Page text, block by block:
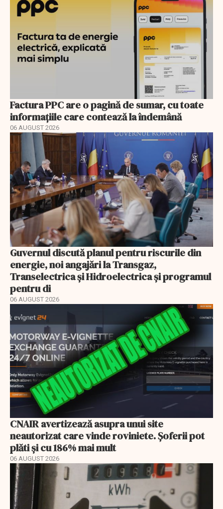
Factura PPC are o pagină de sumar, cu toate
informațiile care contează la îndemână
06 AUGUST 2026
Guvernul discută planul pentru riscurile din
energie, noi angajări la Transgaz,
Transelectrica și Hidroelectrica și programul
pentru di
06 AUGUST 2026
CNAIR avertizează asupra unui site
neautorizat care vinde roviniete. Șoferii pot
plăti și cu 186% mai mult
06 AUGUST 2026